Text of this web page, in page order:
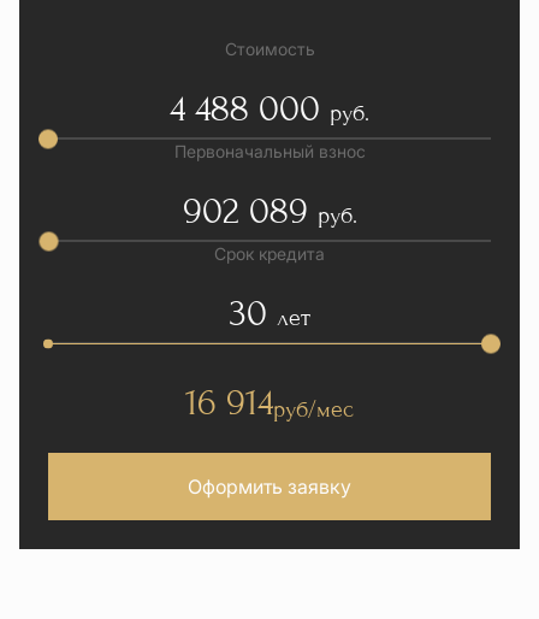
Стоимость
4 488 000 руб.
Первоначальный взнос
902 089 руб.
Срок кредита
30 лет
16 914руб/мес
Оформить заявку